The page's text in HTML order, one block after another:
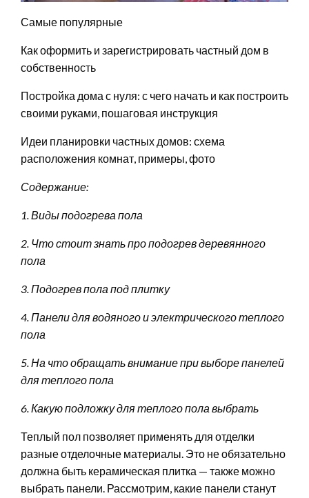
Самые популярные
Как оформить и зарегистрировать частный дом в
собственность
Постройка дома с нуля: с чего начать и как построить
своими руками, пошаговая инструкция
Идеи планировки частных домов: схема
расположения комнат, примеры, фото
Содержание:
1. Виды подогрева пола
2. Что стоит знать про подогрев деревянного
пола
3. Подогрев пола под плитку
4. Панели для водяного и электрического теплого
пола
5. На что обращать внимание при выборе панелей
для теплого пола
6. Какую подложку для теплого пола выбрать
Теплый пол позволяет применять для отделки
разные отделочные материалы. Это не обязательно
должна быть керамическая плитка — также можно
выбрать панели. Рассмотрим, какие панели станут